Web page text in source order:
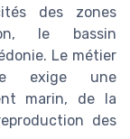
des zones
le bassin
Le métier
exige une
marin, de la
des